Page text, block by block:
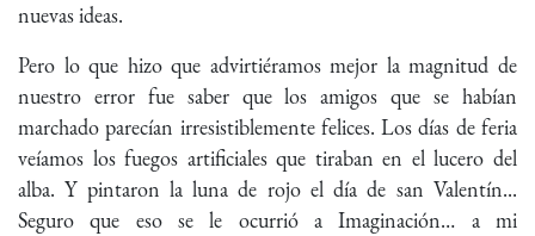
nuevas ideas.
Pero lo que hizo que advirtiéramos mejor la magnitud de
nuestro error fue saber que los amigos que se habían
marchado parecían irresistiblemente felices. Los días de feria
veíamos los fuegos artificiales que tiraban en el lucero del
alba. Y pintaron la luna de rojo el día de san Valentín...
Seguro que eso se le ocurrió a Imaginación… a mi